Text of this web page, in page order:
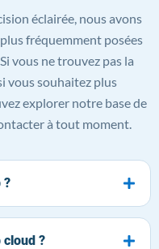
éclairée, nous avons
fréquemment posées
vous ne trouvez pas la
vous souhaitez plus
explorer notre base de
à tout moment.
?
?